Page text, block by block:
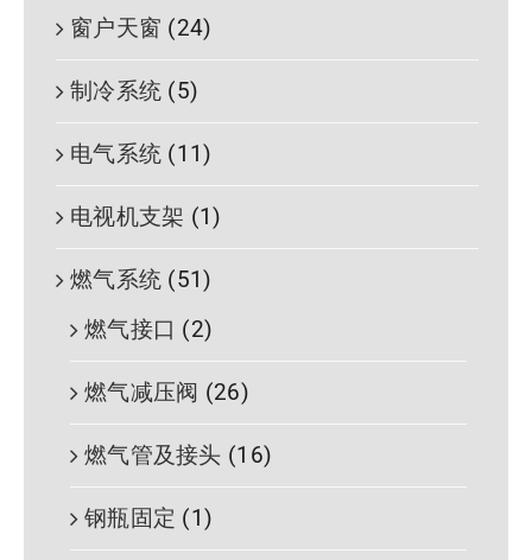
窗户天窗 (24)
制冷系统 (5)
电气系统 (11)
电视机支架 (1)
燃气系统 (51)
燃气接口 (2)
燃气减压阀 (26)
燃气管及接头 (16)
钢瓶固定 (1)